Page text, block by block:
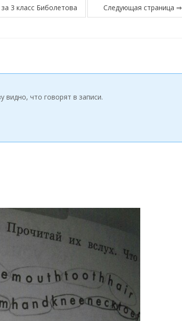
3 класс Биболетова Следующая страница ⇒
видно, что говорят в записи.